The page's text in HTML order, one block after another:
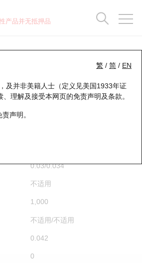
产品并无抵押品
繁 / 简 / EN
及并非美籍人士（定义见美国1933年证
、理解及接受本网页的免责声明及条款。
声明。
1398 工商银行
0.03/0.034
不适用
1,000
不适用/不适用
0.042
0